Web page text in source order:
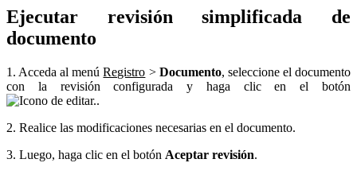
Ejecutar revisión simplificada de
documento
1. Acceda al menúRegistro > Documento, seleccione el documento
con la revisión configurada y haga clic en el botón
.
2. Realice las modificaciones necesarias en el documento.
3. Luego, haga clic en el botón Aceptar revisión.